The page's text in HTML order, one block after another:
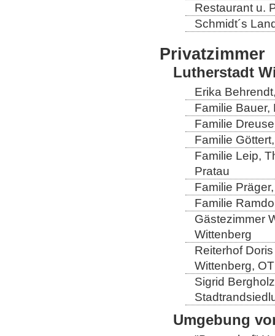
Restaurant u.
Schmidt´s
Privatzimmer
Lutherstadt
Erika
Familie Bauer,
Familie
Familie
Familie Leip,
Pratau
Familie
Familie
Gästezimmer
Wittenberg
Reiterhof
Wittenberg,
Sigrid
Umgebung